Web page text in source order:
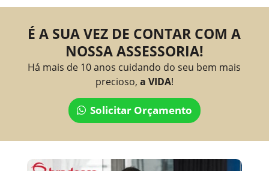
É A SUA VEZ DE CONTAR COM A
NOSSA ASSESSORIA!
Há mais de 10 anos cuidando do seu bem mais
precioso, a VIDA!
Solicitar Orçamento